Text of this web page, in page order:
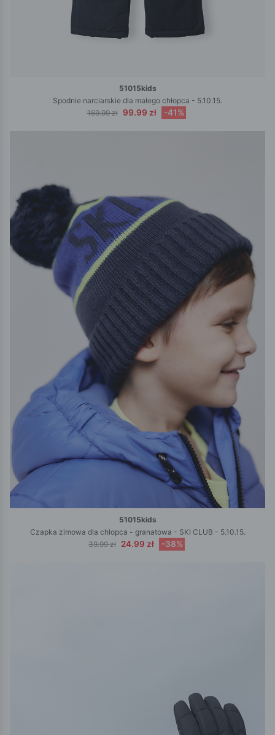
51015kids
Spodnie narciarskie dla małego chłopca - 5.10.15.
169.99 zł 99.99 zł -41%
51015kids
Czapka zimowa dla chłopca - granatowa - SKI CLUB - 5.10.15.
39.99 zł
24.99 zł -38%